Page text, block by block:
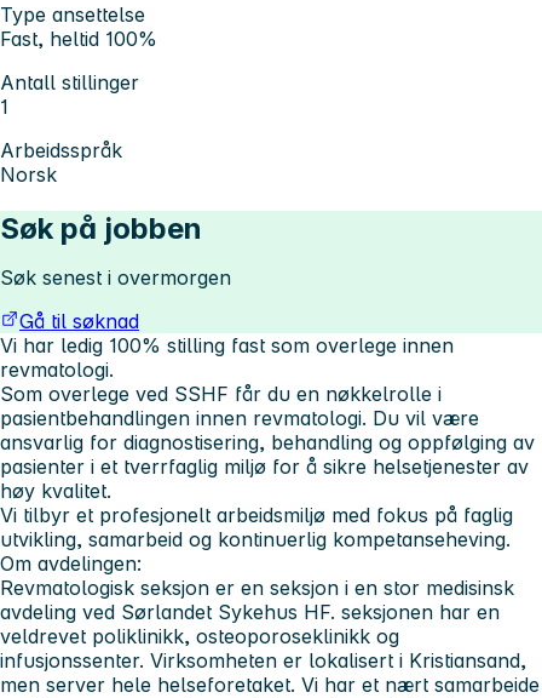
Type ansettelse
Fast, heltid 100%
Antall stillinger
1
Arbeidsspråk
Norsk
Søk på jobben
Søk senest i overmorgen
Gå til søknad
Vi har ledig 100% stilling fast som overlege innen
revmatologi.
Som overlege ved SSHF får du en nøkkelrolle i
pasientbehandlingen innen revmatologi. Du vil være
ansvarlig for diagnostisering, behandling og oppfølging av
pasienter i et tverrfaglig miljø for å sikre helsetjenester av
høy kvalitet.
Vi tilbyr et profesjonelt arbeidsmiljø med fokus på faglig
utvikling, samarbeid og kontinuerlig kompetanseheving.
Om avdelingen:
Revmatologisk seksjon er en seksjon i en stor medisinsk
avdeling ved Sørlandet Sykehus HF. seksjonen har en
veldrevet poliklinikk, osteoporoseklinikk og
infusjonssenter. Virksomheten er lokalisert i Kristiansand,
men server hele helseforetaket. Vi har et nært samarbeide